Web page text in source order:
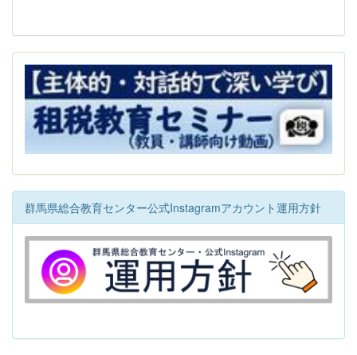
群馬県総合教育センター公式Instagramアカウント運用方針